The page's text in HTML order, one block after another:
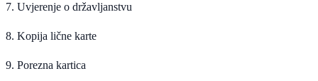
7. Uvjerenje o državljanstvu
8. Kopija lične karte
9. Porezna kartica